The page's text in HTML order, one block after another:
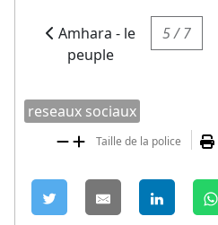
Amhara - le
peuple
5 / 7
reseaux sociaux
Taille de la police